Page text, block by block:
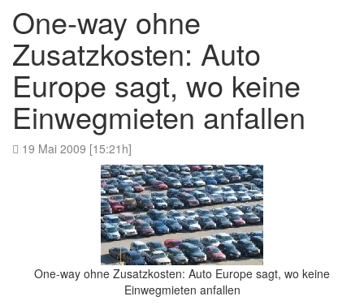
One-way ohne
Zusatzkosten: Auto
Europe sagt, wo keine
Einwegmieten anfallen
19 Mai 2009 [15:21h]
One-way ohne Zusatzkosten: Auto Europe sagt, wo keine
Einwegmieten anfallen